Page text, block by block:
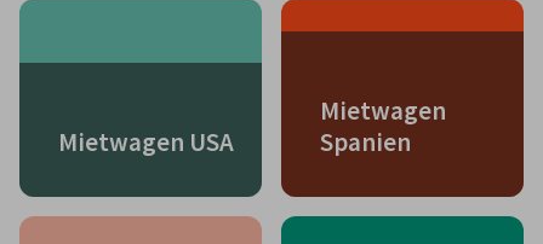
Mietwagen USA
Mietwagen
Spanien